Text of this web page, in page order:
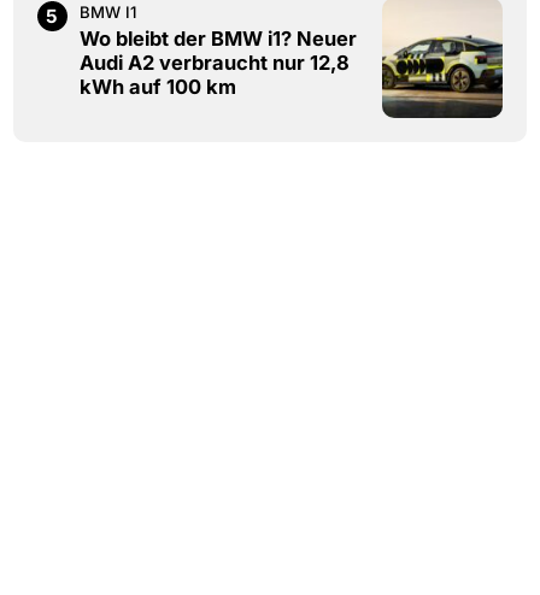
5 BMW I1
Wo bleibt der BMW i1? Neuer
Audi A2 verbraucht nur 12,8
kWh auf 100 km